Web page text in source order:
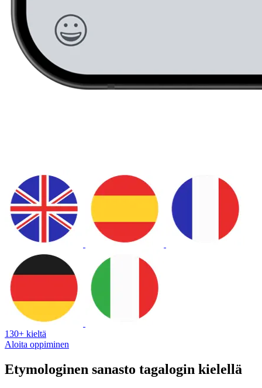
130+ kieltä
Aloita oppiminen
Etymologinen sanasto tagalogin kielellä